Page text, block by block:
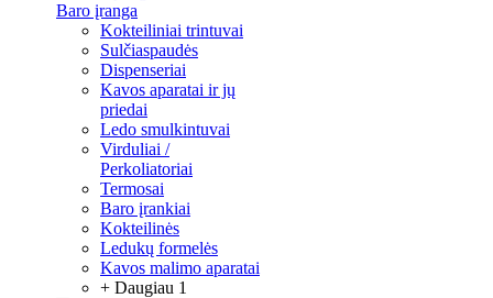
Baro įranga
Kokteiliniai trintuvai
Sulčiaspaudės
Dispenseriai
Kavos aparatai ir jų
priedai
Ledo smulkintuvai
Virduliai /
Perkoliatoriai
Termosai
Baro įrankiai
Kokteilinės
Ledukų formelės
Kavos malimo aparatai
+ Daugiau 1